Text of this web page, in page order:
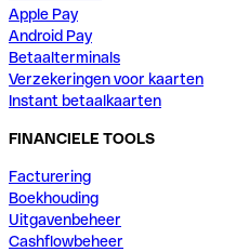
Apple Pay
Android Pay
Betaalterminals
Verzekeringen voor kaarten
Instant betaalkaarten
FINANCIELE TOOLS
Facturering
Boekhouding
Uitgavenbeheer
Cashflowbeheer